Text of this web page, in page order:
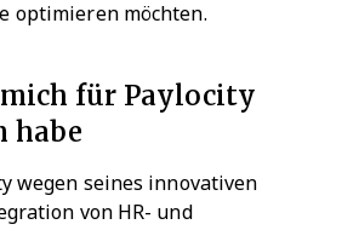
optimieren möchten.
für Paylocity
habe
wegen seines innovativen
von HR- und